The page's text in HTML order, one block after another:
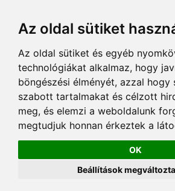
Az oldal sütiket
Az oldal sütiket és egyéb
technológiákat alkalmaz, hogy
böngészési élményét, azzal hogy
szabott tartalmakat és célzott
meg, és elemzi a weboldalunk
megtudjuk honnan érkeztek a
OK
Beállítások